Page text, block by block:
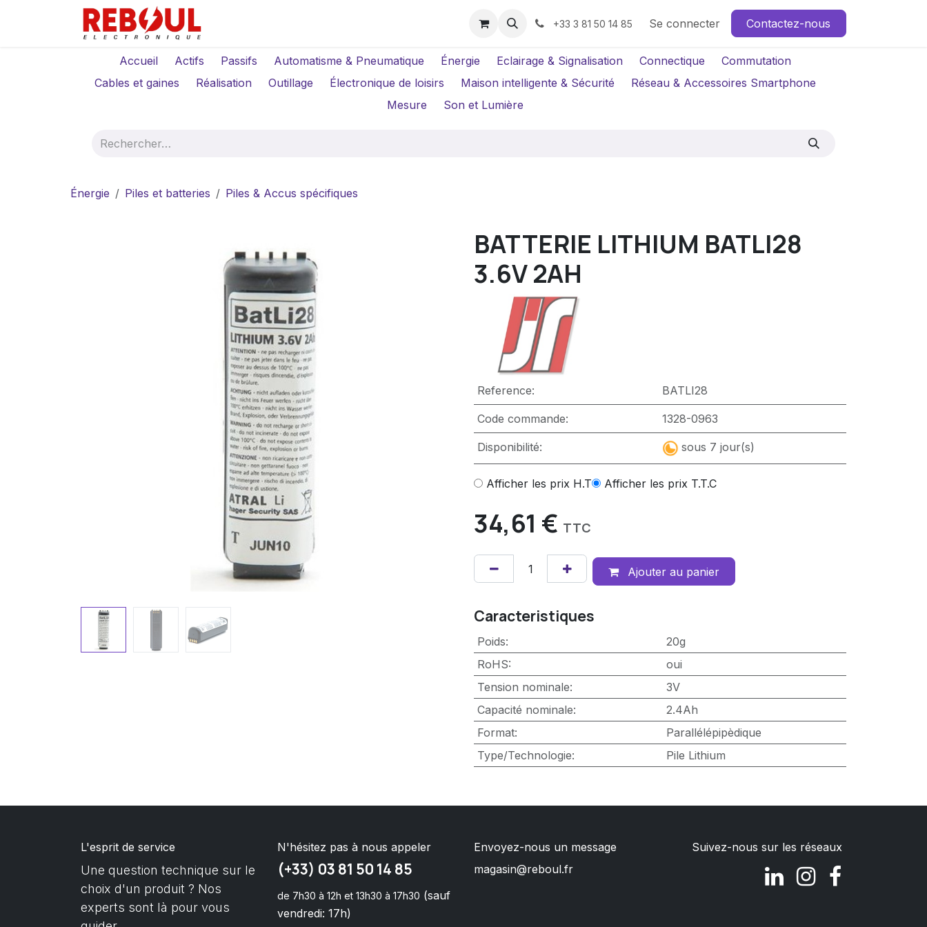
Se rendre au contenu
Location Caméras +33 3 81 50 14 85 Se connecter Contactez-nous
Accueil Actifs Passifs Automatisme & Pneumatique Énergie Eclairage & Signalisation Connectique
Commutation
Cables et gaines
Réalisation Outillage Électronique de loisirs Maison intelligente & Sécurité
Réseau & Accessoires Smartphone
Mesure
Son et Lumière
Énergie Piles et batteries Piles & Accus spécifiques
BATTERIE LITHIUM BATLI28
3.6V 2AH
Reference: BATLI28
Code commande: 1328-0963
Disponibilité: sous 7 jour(s)
Afficher les prix H.T Afficher les prix T.T.C
34,61 € TTC
Ajouter au panier
Caracteristiques
Poids:
20g
RoHS:
oui
Tension nominale:
3V
Capacité nominale:
2.4Ah
Format:
Parallélépipèdique
Type/Technologie: Pile Lithium
L'esprit de service
Une question technique sur le
choix d'un produit ? Nos
experts sont là pour vous
N'hésitez pas à nous appeler
(+33) 03 81 50 14 85
de 7h30 à 12h et 13h30 à 17h30 (sauf
vendredi: 17h)
Envoyez-nous un message
magasin@reboul.fr
Suivez-nous sur les réseaux